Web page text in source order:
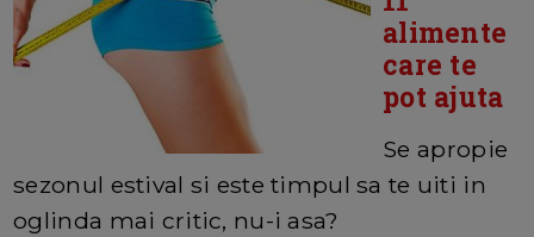
alimente
care te
pot ajuta
Se apropie
sezonul estival si este timpul sa te uiti in
oglinda mai critic, nu-i asa?